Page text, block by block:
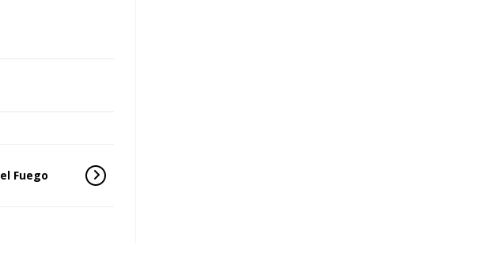
Fuego